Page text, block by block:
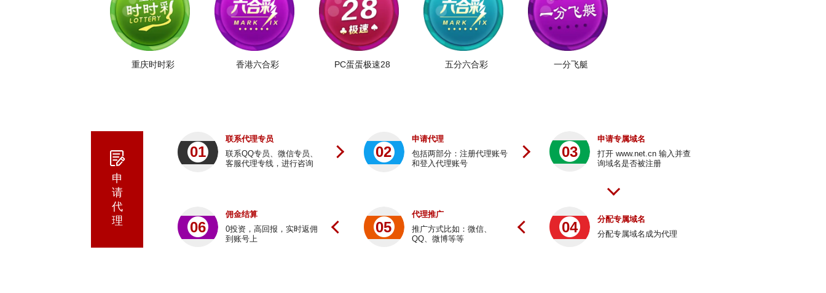
重庆时时彩 香港六合彩 PC蛋蛋极速28 五分六合彩 一分飞艇
申
请
代
理
01
联系代理专员
联系QQ专员、微信专员、
客服代理专线，进行咨询
02
申请代理
包括两部分：注册代理账号
和登入代理账号
03
申请专属域名
打开 www.net.cn 输入并查
询域名是否被注册
06
佣金结算
0投资，高回报，实时返佣
到账号上
05
代理推广
推广方式比如：微信、
QQ、微博等等
04
分配专属域名
分配专属域名成为代理